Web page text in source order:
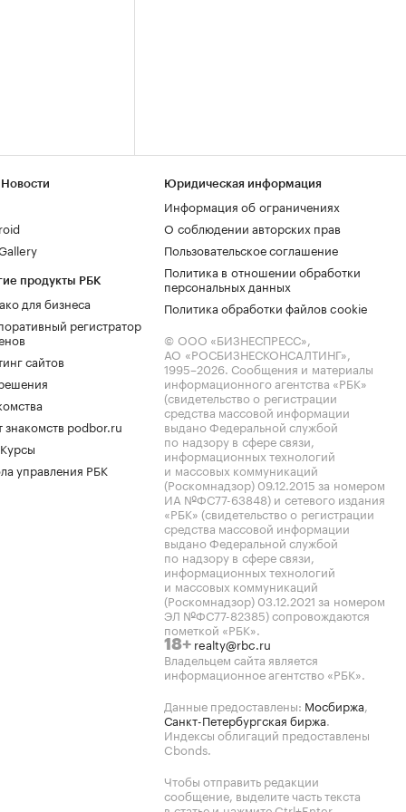
продукты РБК
для бизнеса
регистратор
сайтов
знакомств podbor.ru
управления РБК
Юридическая информация
Информация об ограничениях
О соблюдении авторских прав
Пользовательское соглашение
Политика в отношении обработки
персональных данных
Политика обработки файлов cookie
© ООО «БИЗНЕСПРЕСС»,
АО «РОСБИЗНЕСКОНСАЛТИНГ»,
1995–2026. Сообщения и материалы
информационного агентства «РБК»
(свидетельство о регистрации
средства массовой информации
выдано Федеральной службой
по надзору в сфере связи,
информационных технологий
и массовых коммуникаций
(Роскомнадзор) 09.12.2015 за номером
ИА №ФС77-63848) и сетевого издания
«РБК» (свидетельство о регистрации
средства массовой информации
выдано Федеральной службой
по надзору в сфере связи,
информационных технологий
и массовых коммуникаций
(Роскомнадзор) 03.12.2021 за номером
ЭЛ №ФС77-82385) сопровождаются
пометкой «РБК».
18+ realty@rbc.ru
Владельцем сайта является
информационное агентство «РБК».
Данные предоставлены: Мосбиржа,
Санкт-Петербургская биржа.
Индексы облигаций предоставлены
Cbonds.
Чтобы отправить редакции
сообщение, выделите часть текста